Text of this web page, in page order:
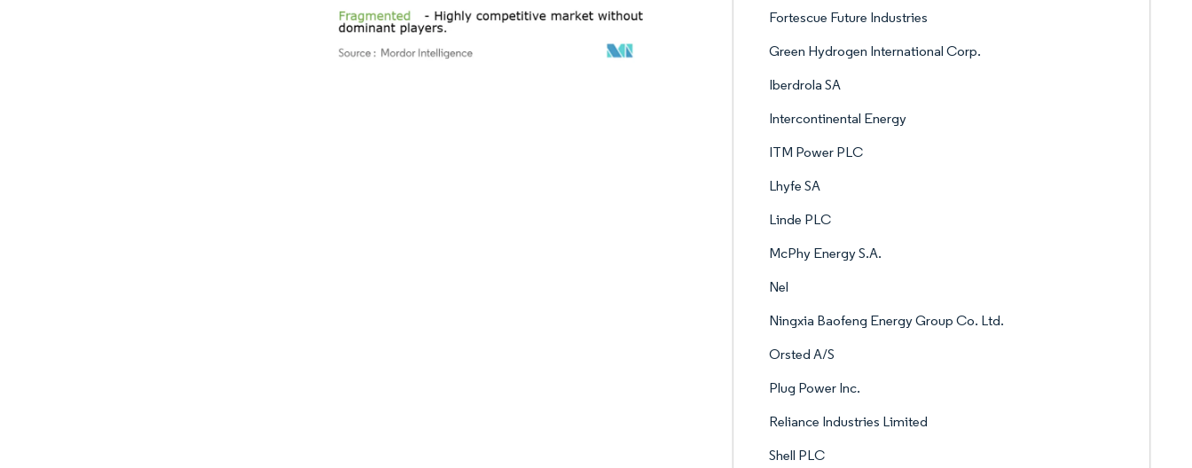
Fortescue Future Industries
Green Hydrogen International Corp.
Iberdrola SA
Intercontinental Energy
ITM Power PLC
Lhyfe SA
Linde PLC
McPhy Energy S.A.
Nel
Ningxia Baofeng Energy Group Co. Ltd.
Orsted A/S
Plug Power Inc.
Reliance Industries Limited
Shell PLC